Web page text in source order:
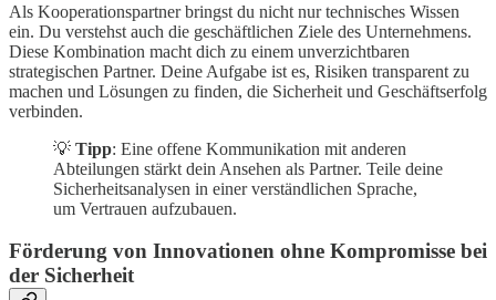
Als Kooperationspartner bringst du nicht nur technisches Wissen
ein. Du verstehst auch die geschäftlichen Ziele des Unternehmens.
Diese Kombination macht dich zu einem unverzichtbaren
strategischen Partner. Deine Aufgabe ist es, Risiken transparent zu
machen und Lösungen zu finden, die Sicherheit und Geschäftserfolg
verbinden.
💡 Tipp: Eine offene Kommunikation mit anderen
Abteilungen stärkt dein Ansehen als Partner. Teile deine
Sicherheitsanalysen in einer verständlichen Sprache,
um Vertrauen aufzubauen.
Förderung von Innovationen ohne Kompromisse bei
der Sicherheit